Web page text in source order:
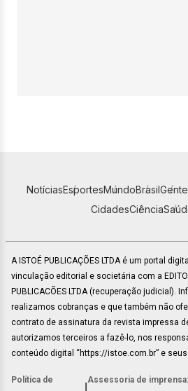
NotíciasEsportesMundoBrasilGente
CidadesCiência
A ISTOÉ PUBLICAÇÕES LTDA é um portal
vinculação editorial e societária com a
PUBLICACÕES LTDA (recuperação judicial).
realizamos cobranças e que também não
contrato de assinatura da revista impressa
autorizamos terceiros a fazê-lo, nos
conteúdo digital “https://istoe.com.br” e
Política de
Assessoria de imprensa: